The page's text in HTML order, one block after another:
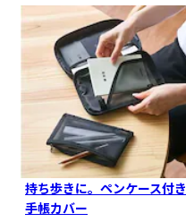
持ち歩きに。ペンケース付き
手帳カバー